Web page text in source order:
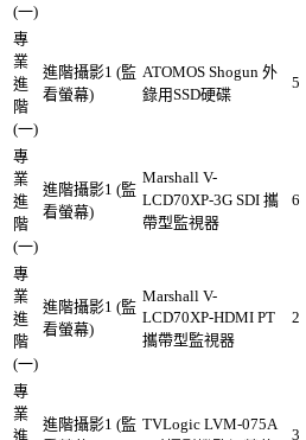
(一)
專
業
進
階
(一)
進階攝影1 (監
看螢幕)
ATOMOS Shogun 外
錄用SSD硬碟
5
專
業
進
階
(一)
進階攝影1 (監
看螢幕)
Marshall V-
LCD70XP-3G SDI 攜
帶型監視器
6
專
業
進
階
(一)
進階攝影1 (監
看螢幕)
Marshall V-
LCD70XP-HDMI PT
攜帶型監視器
2
專
業
進
進階攝影1 (監 TVLogic LVM-075A
3